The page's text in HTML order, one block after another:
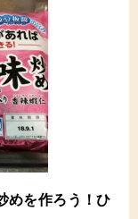
めを作ろう！ひ